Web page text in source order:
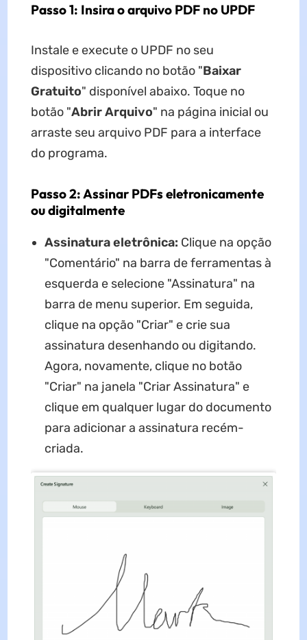
Passo 1: Insira o arquivo PDF no UPDF
Instale e execute o UPDF no seu
dispositivo clicando no botão "Baixar
Gratuito" disponível abaixo. Toque no
botão "Abrir Arquivo" na página inicial ou
arraste seu arquivo PDF para a interface
do programa.
Passo 2: Assinar PDFs eletronicamente
ou digitalmente
Assinatura eletrônica: Clique na opção
"Comentário" na barra de ferramentas à
esquerda e selecione "Assinatura" na
barra de menu superior. Em seguida,
clique na opção "Criar" e crie sua
assinatura desenhando ou digitando.
Agora, novamente, clique no botão
"Criar" na janela "Criar Assinatura" e
clique em qualquer lugar do documento
para adicionar a assinatura recém-
criada.